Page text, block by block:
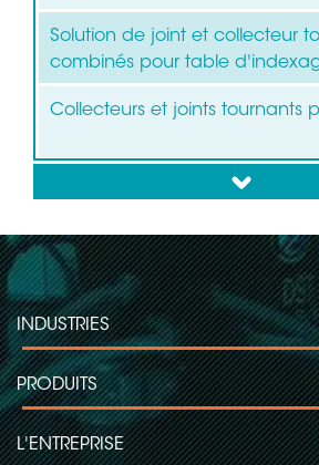
Solution de joint et collecteur
combinés pour table
Collecteurs et joints tournants
down
INDUSTRIES
PRODUITS
L'ENTREPRISE